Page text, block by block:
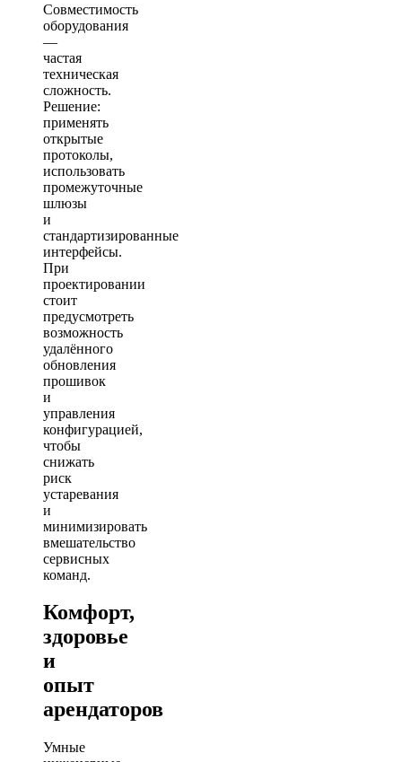
Совместимость
оборудования
—
частая
техническая
сложность.
Решение:
применять
открытые
протоколы,
использовать
промежуточные
шлюзы
и
стандартизированные
интерфейсы.
При
проектировании
стоит
предусмотреть
возможность
удалённого
обновления
прошивок
и
управления
конфигурацией,
чтобы
снижать
риск
устаревания
и
минимизировать
вмешательство
сервисных
команд.
Комфорт,
здоровье
и
опыт
арендаторов
Умные